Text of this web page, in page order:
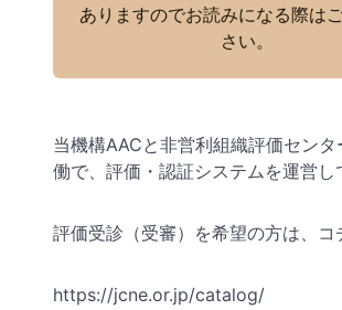
ありますのでお読みになる際は
さい。
当機構AACと非営利組織評価セン
働で、評価・認証システムを運営し
評価受診（受審）を希望の方は、コ
https://jcne.or.jp/catalog/